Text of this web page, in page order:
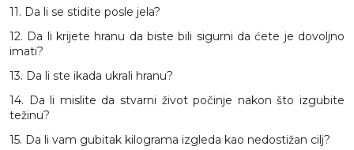
11. Da li se stidite posle jela?
12. Da li krijete hranu da biste bili sigurni da ćete je dovoljno
imati?
13. Da li ste ikada ukrali hranu?
14. Da li mislite da stvarni život počinje nakon što izgubite
težinu?
15. Da li vam gubitak kilograma izgleda kao nedostižan cilj?